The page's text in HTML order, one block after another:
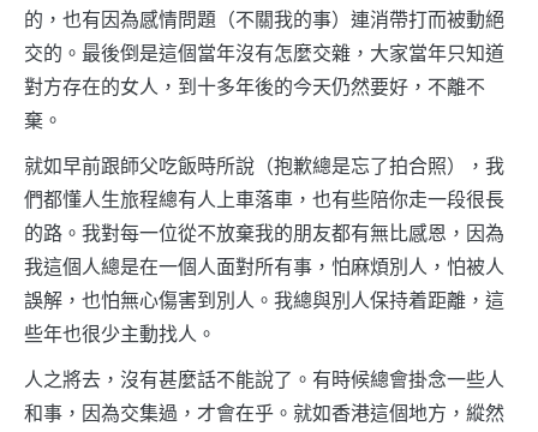
的，也有因為感情問題（不關我的事）連消帶打而被動絕
交的。最後倒是這個當年沒有怎麼交雜，大家當年只知道
對方存在的女人，到十多年後的今天仍然要好，不離不
棄。
就如早前跟師父吃飯時所說（抱歉總是忘了拍合照），我
們都懂人生旅程總有人上車落車，也有些陪你走一段很長
的路。我對每一位從不放棄我的朋友都有無比感恩，因為
我這個人總是在一個人面對所有事，怕麻煩別人，怕被人
誤解，也怕無心傷害到別人。我總與別人保持着距離，這
些年也很少主動找人。
人之將去，沒有甚麼話不能說了。有時候總會掛念一些人
和事，因為交集過，才會在乎。就如香港這個地方，縱然